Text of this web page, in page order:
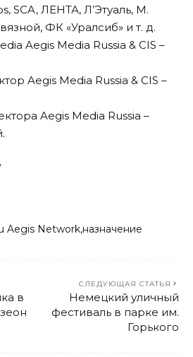
SCA, ЛЕНТА, Л’Этуаль, М.
ФК «Уралсиб» и т. д.
Aegis Media Russia & CIS –
Aegis Media Russia & CIS –
Aegis Media Russia –
Aegis Network назначение
в
СЛЕДУЮЩАЯ СТАТЬЯ
Немецкий уличный
фестиваль в парке им.
Горького